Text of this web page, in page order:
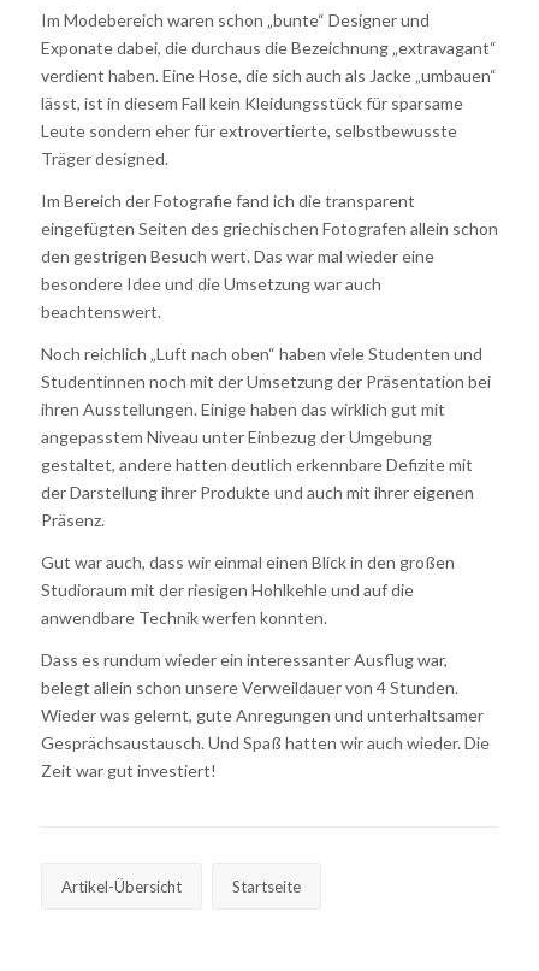
Im Modebereich waren schon „bunte“ Designer und
Exponate dabei, die durchaus die Bezeichnung „extravagant“
verdient haben. Eine Hose, die sich auch als Jacke „umbauen“
lässt, ist in diesem Fall kein Kleidungsstück für sparsame
Leute sondern eher für extrovertierte, selbstbewusste
Träger designed.
Im Bereich der Fotografie fand ich die transparent
eingefügten Seiten des griechischen Fotografen allein schon
den gestrigen Besuch wert. Das war mal wieder eine
besondere Idee und die Umsetzung war auch
beachtenswert.
Noch reichlich „Luft nach oben“ haben viele Studenten und
Studentinnen noch mit der Umsetzung der Präsentation bei
ihren Ausstellungen. Einige haben das wirklich gut mit
angepasstem Niveau unter Einbezug der Umgebung
gestaltet, andere hatten deutlich erkennbare Defizite mit
der Darstellung ihrer Produkte und auch mit ihrer eigenen
Präsenz.
Gut war auch, dass wir einmal einen Blick in den großen
Studioraum mit der riesigen Hohlkehle und auf die
anwendbare Technik werfen konnten.
Dass es rundum wieder ein interessanter Ausflug war,
belegt allein schon unsere Verweildauer von 4 Stunden.
Wieder was gelernt, gute Anregungen und unterhaltsamer
Gesprächsaustausch. Und Spaß hatten wir auch wieder. Die
Zeit war gut investiert!
Artikel-Übersicht Startseite